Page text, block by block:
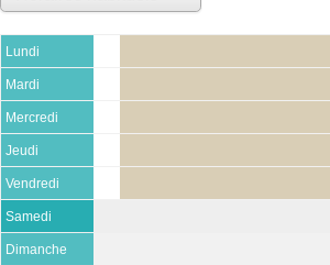
Lundi
Mardi
Mercredi
Jeudi
Vendredi
Samedi
Dimanche